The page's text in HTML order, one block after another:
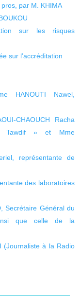
par M. KHIMA
sur les risques
sur l’accréditation
HANOUTI Nawel,
CHAOUCH Racha
Tawdif » et Mme
représentante de
des laboratoires
Secrétaire Général du
que celle de la
(Journaliste à la Radio